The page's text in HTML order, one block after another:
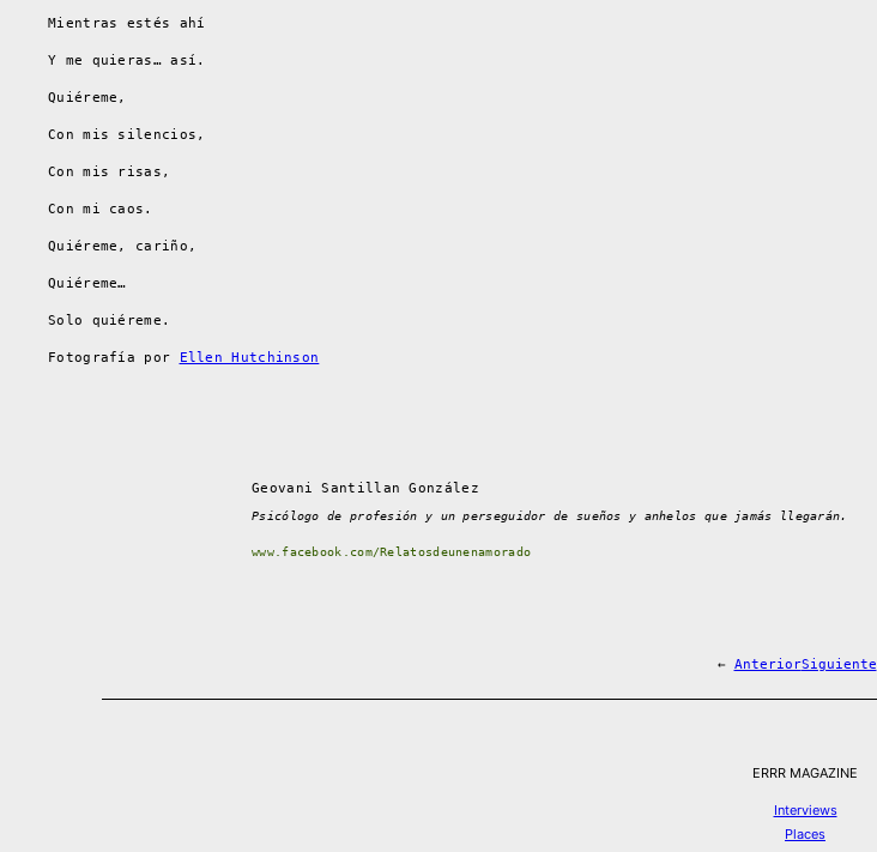
Mientras estés ahí
Y me quieras… así.
Quiéreme,
Con mis silencios,
Con mis risas,
Con mi caos.
Quiéreme, cariño,
Quiéreme…
Solo quiéreme.
Fotografía por Ellen Hutchinson
Geovani Santillan González
Psicólogo de profesión y un perseguidor de sueños y anhelos que jamás llegarán.
www.facebook.com/Relatosdeunenamorado
← AnteriorSiguiente
ERRR MAGAZINE
Interviews
Places